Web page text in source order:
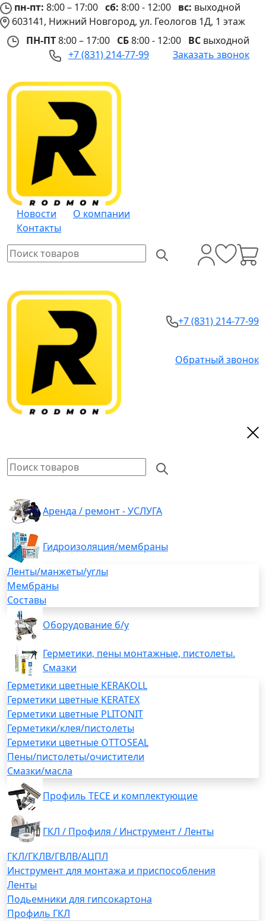
пн-пт: 8:00 – 17:00 сб: 8:00 - 12:00 вс: выходной
603141, Нижний Новгород, ул. Геологов 1Д, 1 этаж
ПН-ПТ8:00 – 17:00 СБ8:00 - 12:00 ВС выходной
+7 (831) 214-77-99
Заказать звонок
Новости
О компании
Контакты
+7 (831) 214-77-99
Обратный звонок
Аренда / ремонт - УСЛУГА
Гидроизоляция/мембраны
Ленты/манжеты/углы
Мембраны
Составы
Оборудование б/у
Герметики, пены монтажные, пистолеты.
Смазки
Герметики цветные KERAKOLL
Герметики цветные KERATEX
Герметики цветные PLITONIT
Герметики/клея/пистолеты
Герметики цветные OTTOSEAL
Пены/пистолеты/очистители
Смазки/масла
Профиль TECE и комплектующие
ГКЛ / Профиля / Инструмент / Ленты
ГКЛ/ГКЛВ/ГВЛВ/АЦПЛ
Инструмент для монтажа и приспособления
Ленты
Подьемники для гипсокартона
Профиль ГКЛ